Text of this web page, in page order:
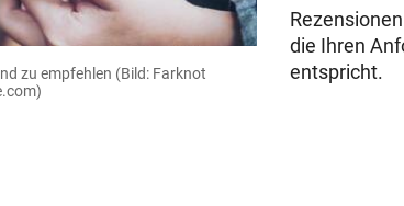
zu empfehlen (Bild: Farknot
die Ihren
entspricht.